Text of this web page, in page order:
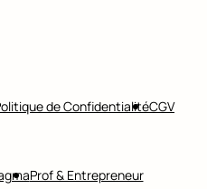
de ConfidentialitéCGV
Prof & Entrepreneur